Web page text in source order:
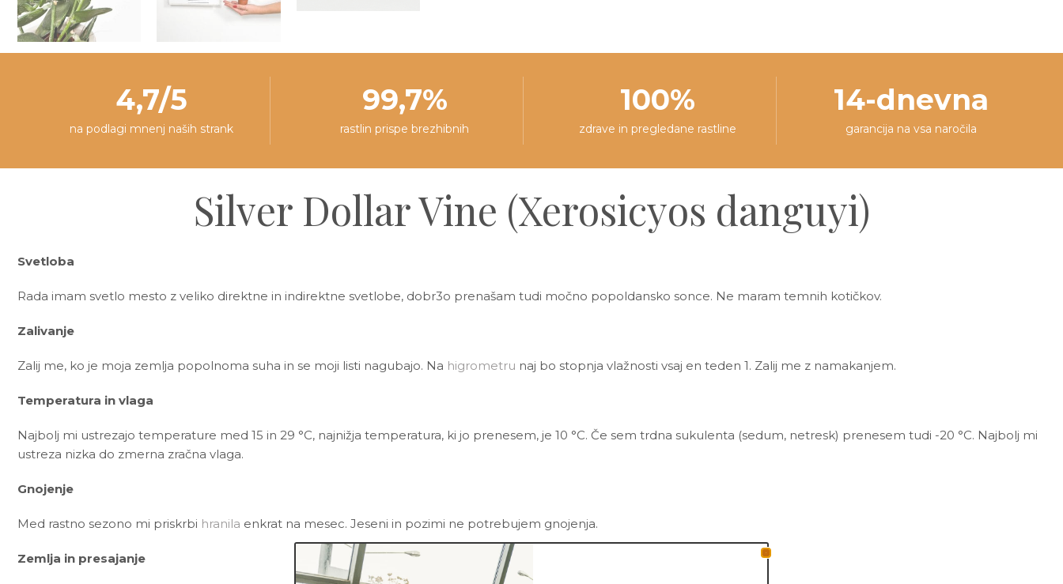
4,7/5
na podlagi mnenj naših strank
99,7%
rastlin prispe brezhibnih
100%
zdrave in pregledane rastline
14-dnevna
garancija na vsa naročila
Silver Dollar Vine (Xerosicyos danguyi)
Svetloba
Rada imam svetlo mesto z veliko direktne in indirektne svetlobe, dobr3o prenašam tudi močno popoldansko sonce. Ne maram temnih kotičkov.
Zalivanje
Zalij me, ko je moja zemlja popolnoma suha in se moji listi nagubajo. Na higrometru naj bo stopnja vlažnosti vsaj en teden 1. Zalij me z namakanjem.
Temperatura in vlaga
Najbolj mi ustrezajo temperature med 15 in 29 °C, najnižja temperatura, ki jo prenesem, je 10 °C. Če sem trdna sukulenta (sedum, netresk) prenesem tudi -20 °C. Najbolj mi
ustreza nizka do zmerna zračna vlaga.
Gnojenje
Med rastno sezono mi priskrbi hranila enkrat na mesec. Jeseni in pozimi ne potrebujem gnojenja.
Zemlja in presajanje